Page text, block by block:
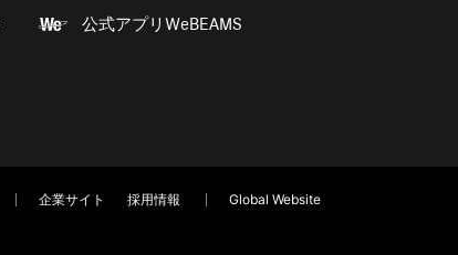
公式アプリWeBEAMS
企業サイト 採用情報 Global Website